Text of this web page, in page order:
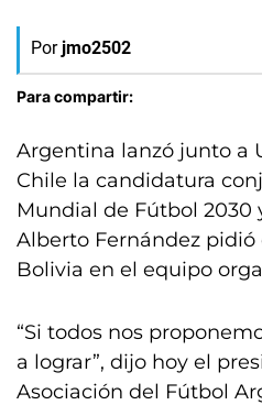
Por jmo2502
Para compartir:
Argentina lanzó junto a
Chile la candidatura
Mundial de Fútbol 2030
Alberto Fernández pidió
Bolivia en el equipo
“Si todos nos
a lograr”, dijo hoy el
Asociación del Fútbol